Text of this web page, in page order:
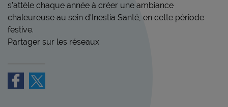
s'attèle chaque année à créer une ambiance
chaleureuse au sein d'Inestia Santé, en cette période
festive.
Partager sur les réseaux